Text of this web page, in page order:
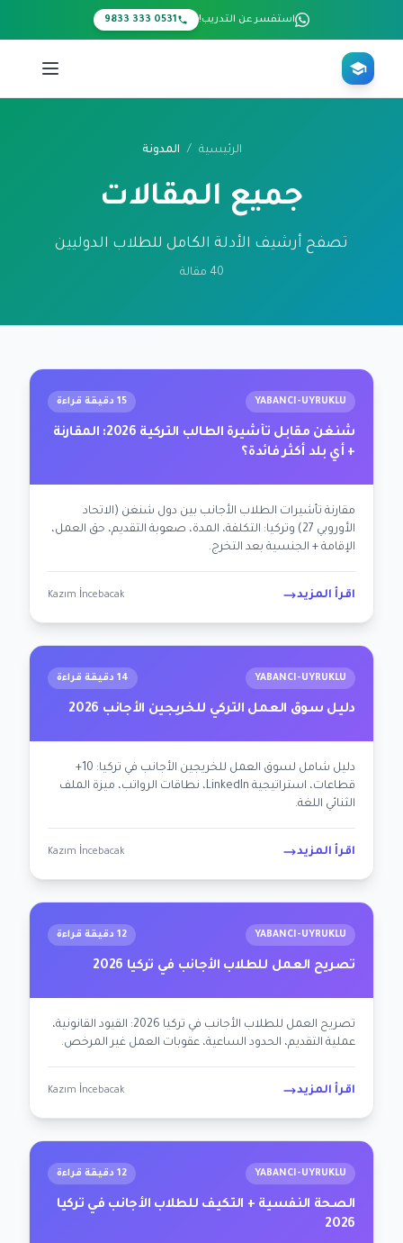
Ana içeriğe atla
استفسر عن التدريب! 0531 333 9833
الرئيسية / المدونة
جميع المقالات
تصفح أرشيف الأدلة الكامل للطلاب الدوليين
40 مقالة
YABANCI-UYRUKLU 15 دقيقة قراءة
شنغن مقابل تأشيرة الطالب التركية 2026: المقارنة
+ أي بلد أكثر فائدة؟
مقارنة تأشيرات الطلاب الأجانب بين دول شنغن (الاتحاد
الأوروبي 27) وتركيا: التكلفة، المدة، صعوبة التقديم، حق العمل،
الإقامة + الجنسية بعد التخرج.
اقرأ المزيد Kazım İncebacak
YABANCI-UYRUKLU 14 دقيقة قراءة
دليل سوق العمل التركي للخريجين الأجانب 2026
دليل شامل لسوق العمل للخريجين الأجانب في تركيا: 10+
قطاعات، استراتيجية LinkedIn، نطاقات الرواتب، ميزة الملف
الثنائي اللغة.
اقرأ المزيد Kazım İncebacak
YABANCI-UYRUKLU 12 دقيقة قراءة
تصريح العمل للطلاب الأجانب في تركيا 2026
تصريح العمل للطلاب الأجانب في تركيا 2026: القيود القانونية،
عملية التقديم، الحدود الساعية، عقوبات العمل غير المرخص.
اقرأ المزيد Kazım İncebacak
YABANCI-UYRUKLU 12 دقيقة قراءة
الصحة النفسية + التكيف للطلاب الأجانب في تركيا
2026